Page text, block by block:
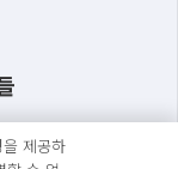
제공하